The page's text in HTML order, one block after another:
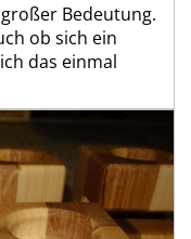
Bedeutung.
ob sich ein
das einmal